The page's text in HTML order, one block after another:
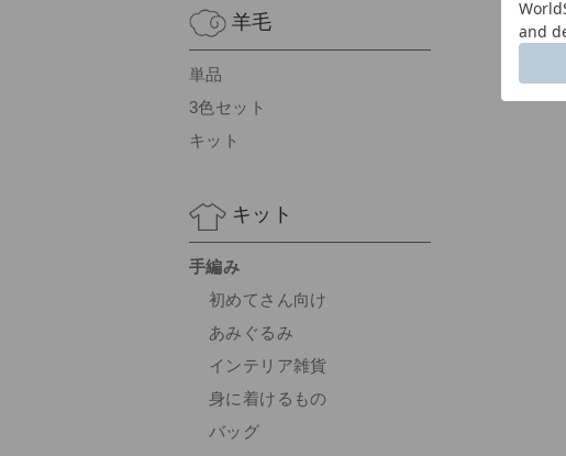
羊毛
単品
3色セット
キット
キット
手編み
初めてさん向け
あみぐるみ
インテリア雑貨
身に着けるもの
バッグ